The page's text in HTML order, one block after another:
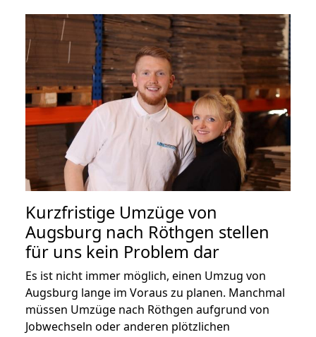
Kurzfristige Umzüge von
Augsburg nach Röthgen stellen
für uns kein Problem dar
Es ist nicht immer möglich, einen Umzug von
Augsburg lange im Voraus zu planen. Manchmal
müssen Umzüge nach Röthgen aufgrund von
Jobwechseln oder anderen plötzlichen